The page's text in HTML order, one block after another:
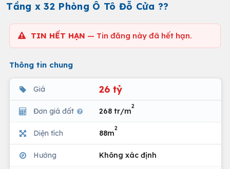
Tầng x 32 Phòng Ô Tô Đỗ Cửa ??
TIN HẾT HẠN — Tin đăng này đã hết hạn.
Thông tin chung
Giá 26 tỷ
Đơn giá đất 268 tr/m
2
Diện tích 88m
2
Hướng Không xác định